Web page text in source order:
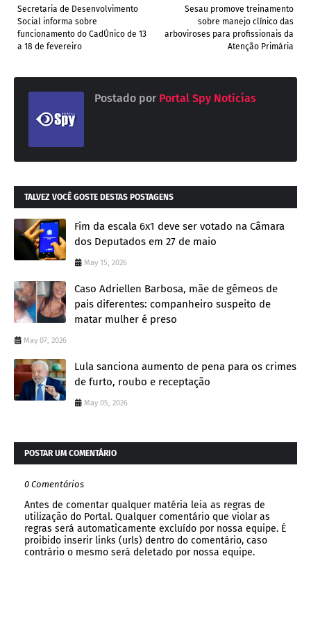
Sesau promove treinamento
sobre manejo clínico das
arboviroses para profissionais da
Atenção Primária
Secretaria de Desenvolvimento
Social informa sobre
funcionamento do CadÚnico de 13
a 18 de fevereiro
Postado por Portal Spy Notícias
TALVEZ VOCÊ GOSTE DESTAS POSTAGENS
Fim da escala 6x1 deve ser votado na Câmara
dos Deputados em 27 de maio
May 15, 2026
Caso Adriellen Barbosa, mãe de gêmeos de
pais diferentes: companheiro suspeito de
matar mulher é preso
May 07, 2026
Lula sanciona aumento de pena para os crimes
de furto, roubo e receptação
May 05, 2026
POSTAR UM COMENTÁRIO
0 Comentários
Antes de comentar qualquer matéria leia as regras de
utilização do Portal. Qualquer comentário que violar as
regras será automaticamente excluído por nossa equipe. É
proibido inserir links (urls) dentro do comentário, caso
contrário o mesmo será deletado por nossa equipe.